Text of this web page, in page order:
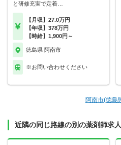
と研修充実で定着…
【月収】27.0万円
【年収】378万円
【時給】1,900円～
徳島県 阿南市
※お問い合わせください
阿南市(徳島
近隣の同じ路線の別の薬剤師求人